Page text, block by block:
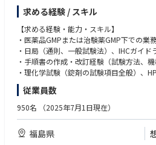
勤務制度を導入*している他、育児短時間
護休職は通算6か月間と、法定以上のサポ
くの社員が両立を実現しています。また
境整備促進のために厚生労働省が定めた
ます。
【オンボーディングプラン（育成・研修
事業部及び薬事品質保証部内でのトレー
チン業務をしっかりと習得して頂きます。
は全体オリエンテーションからスタート、
その後これまでのスキル・経験に合わせ
を覚えていきます。
【業務の特徴】
品質管理業務（分析方法、分析機器等）
かし、GMP等の関連法規を遵守しながら
とともに、部門横断的な連携や継続的改
じ、高品質な医薬品を患者様にお届けす
福島事業所の品質管理業務を経営職の立
継続的な改善を主導し、課内の人財育成
理、技術力向上を含むマネジメントなど、
また、全社視点での分析技術・品質レベ
求める経験 / スキル
【求める経験・能力・スキル】
・医薬品GMPまたは治験薬GMP下での業
・日局（通則、一般試験法）、IHCガイド
・手順書の作成・改訂経験（試験方法、機
・理化学試験（錠剤の試験項目全般）、
・医薬品の微生物試験の業務経験があるこ
・人物的には、コミュニケーション能力が
的に取り組める方
＜歓迎要件＞
薬剤師資格があれば尚可
従業員数
950名 （2025年7月1日現在）
福島県